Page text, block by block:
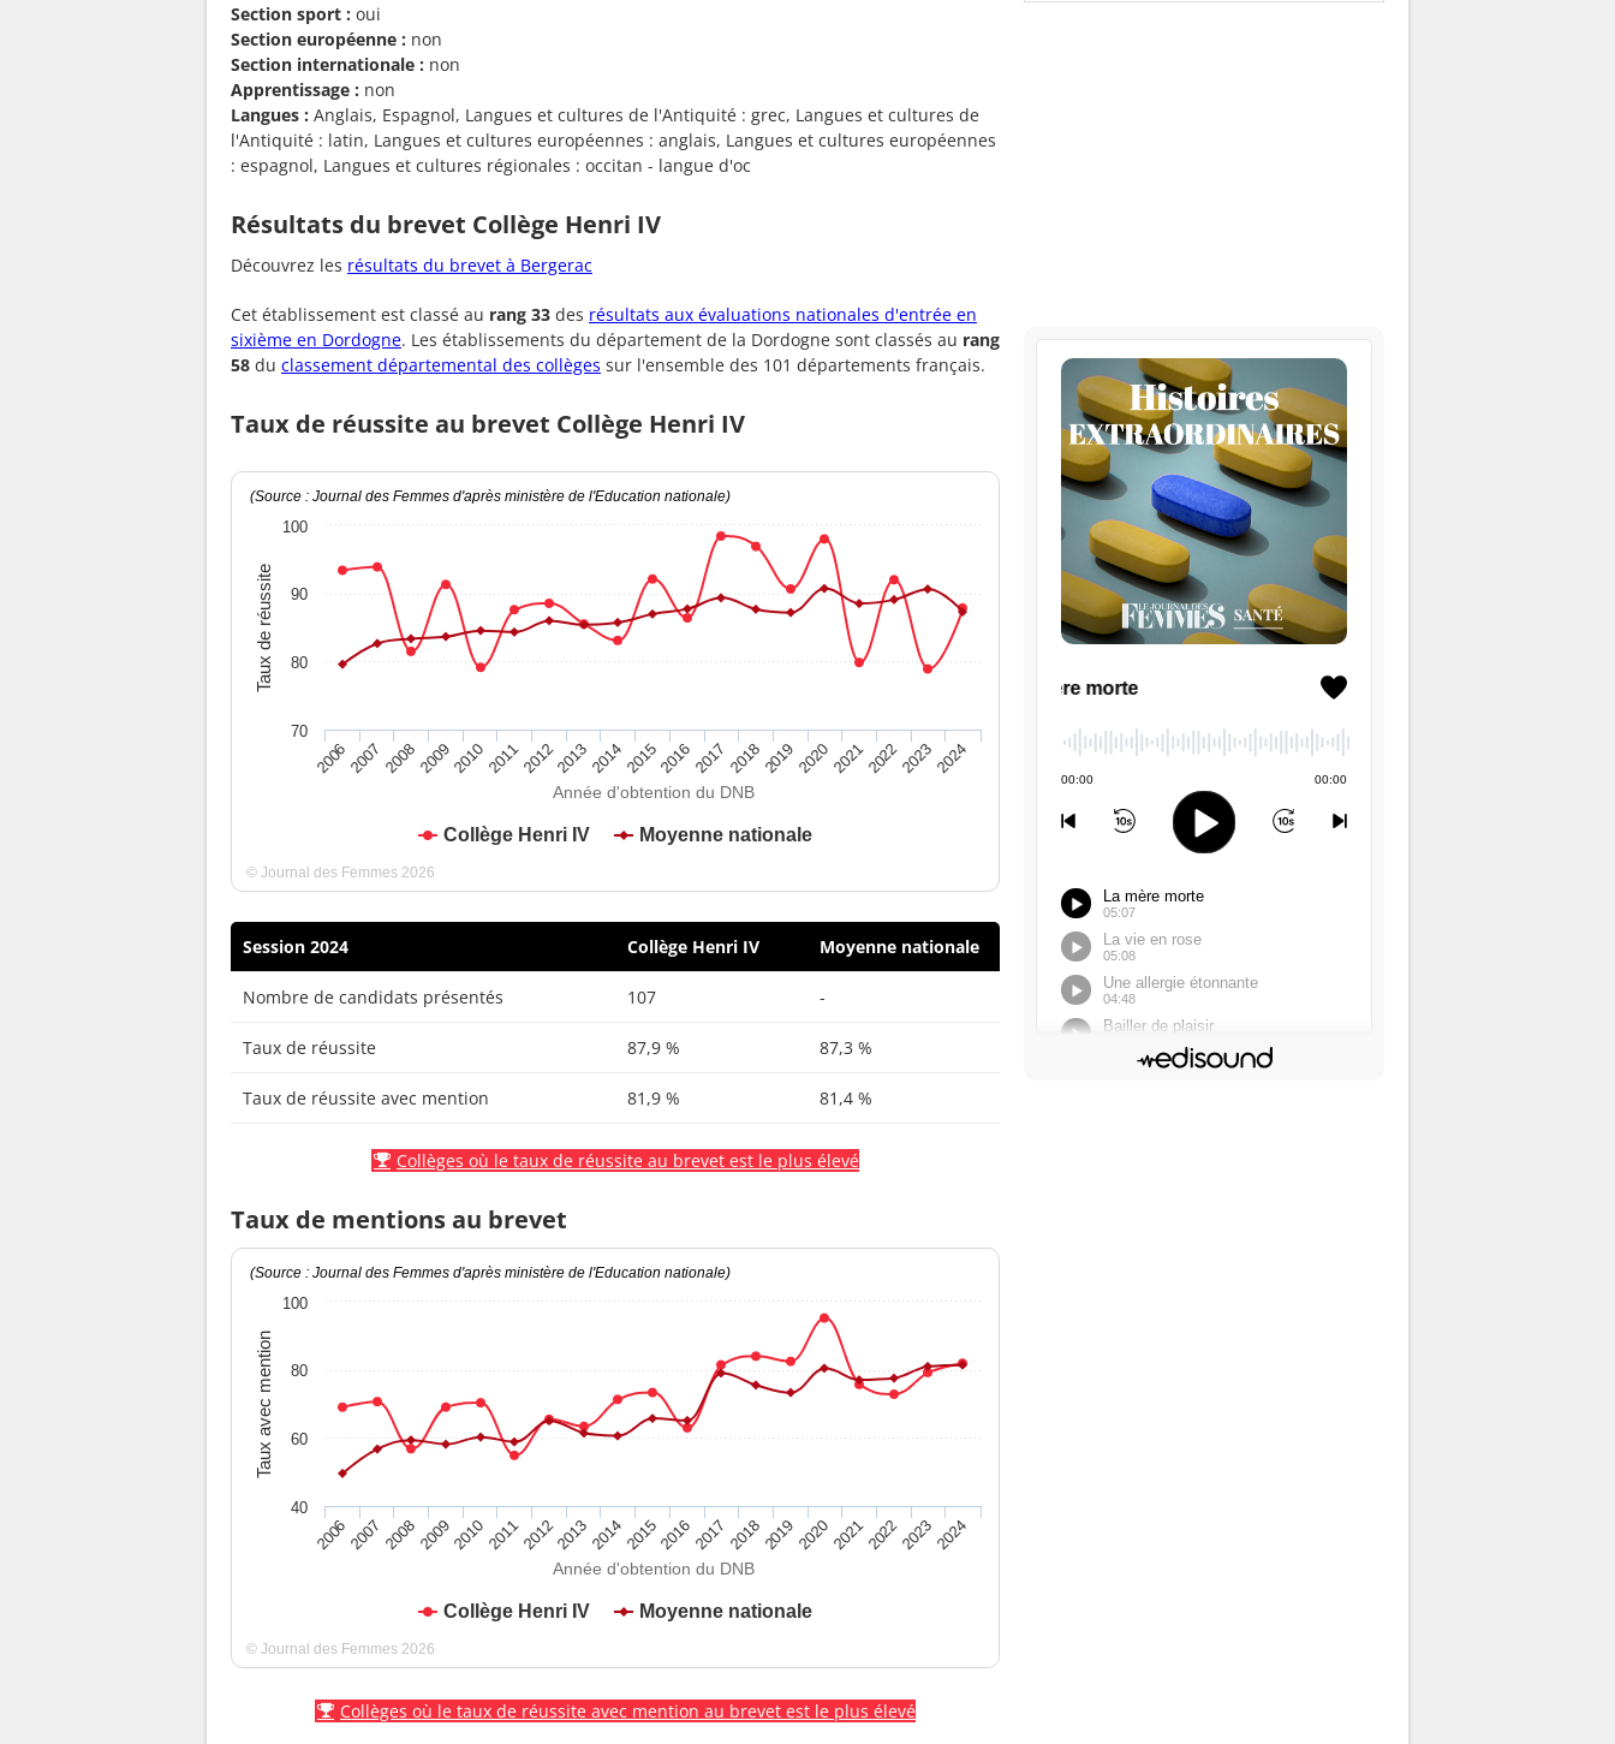
Section sport : oui
Section européenne : non
Section internationale : non
Apprentissage : non
Langues : Anglais, Espagnol, Langues et cultures de l'Antiquité : grec, Langues et cultures de
l'Antiquité : latin, Langues et cultures européennes : anglais, Langues et cultures européennes
: espagnol, Langues et cultures régionales : occitan - langue d'oc
Résultats du brevet Collège Henri IV
Découvrez les résultats du brevet à Bergerac
Cet établissement est classé au rang 33 des résultats aux évaluations nationales d'entrée en
sixième en Dordogne. Les établissements du département de la Dordogne sont classés au rang
58 du classement départemental des collèges sur l'ensemble des 101 départements français.
Taux de réussite au brevet Collège Henri IV
Année d'obtention du DNB
Taux de réussite
(Source : Journal des Femmes d'après ministère de l'Education nationale)
Collège Henri IV Moyenne nationale
2006200720082009201020112012201320142015201620172018201920202021202220232024
70
80
90
100
© Journal des Femmes 2026
Session 2024 Collège Henri IV Moyenne nationale
Nombre de candidats présentés 107 -
Taux de réussite 87,9 % 87,3 %
Taux de réussite avec mention 81,9 % 81,4 %
Collèges où le taux de réussite au brevet est le plus élevé
Taux de mentions au brevet
Année d'obtention du DNB
Taux avec mention
(Source : Journal des Femmes d'après ministère de l'Education nationale)
Collège Henri IV Moyenne nationale
2006200720082009201020112012201320142015201620172018201920202021202220232024
40
60
80
100
© Journal des Femmes 2026
Collèges où le taux de réussite avec mention au brevet est le plus élevé